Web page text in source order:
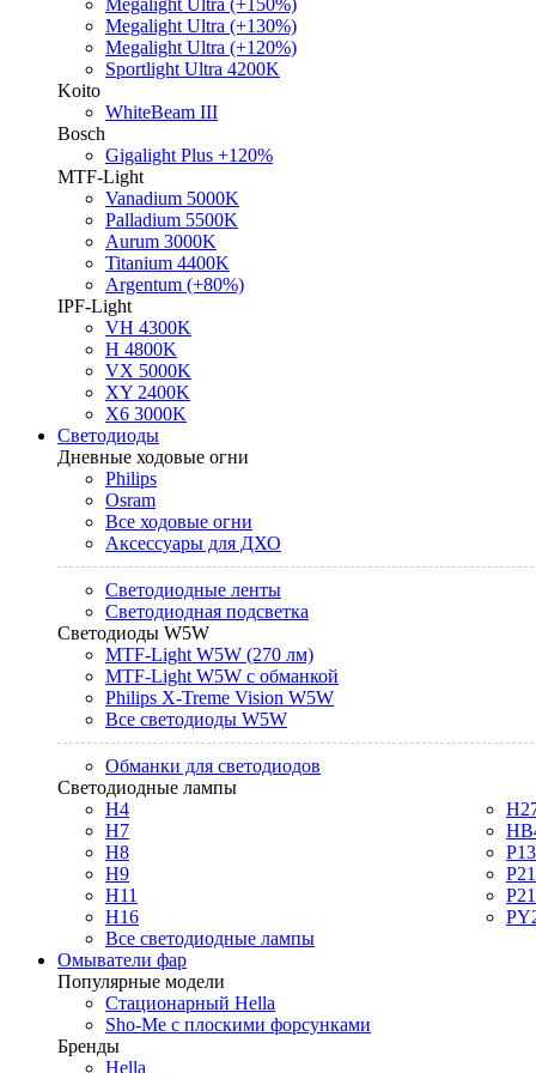
Megalight Ultra (+150%)
Megalight Ultra (+130%)
Megalight Ultra (+120%)
Sportlight Ultra 4200K
Koito
WhiteBeam III
Bosch
Gigalight Plus +120%
MTF-Light
Vanadium 5000K
Palladium 5500K
Aurum 3000K
Titanium 4400K
Argentum (+80%)
IPF-Light
VH 4300K
H 4800K
VX 5000K
XY 2400K
X6 3000K
Светодиоды
Дневные ходовые огни
Philips
Osram
Все ходовые огни
Аксессуары для ДХО
Светодиодные ленты
Светодиодная подсветка
Светодиоды W5W
MTF-Light W5W (270 лм)
MTF-Light W5W с обманкой
Philips X-Treme Vision W5W
Все светодиоды W5W
Обманки для светодиодов
Светодиодные лампы
H4
H7
H8
H9
H11
H16
Все светодиодные лампы
Омыватели фар
Популярные модели
Стационарный Hella
Sho-Me с плоскими форсунками
Бренды
Hella